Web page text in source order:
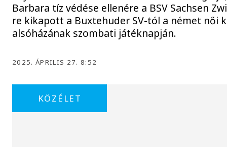
Barbara tíz védése ellenére a BSV Sachsen
re kikapott a Buxtehuder SV-tól a német női
alsóházának szombati játéknapján.
2025. ÁPRILIS 27. 8:52
KÖZÉLET